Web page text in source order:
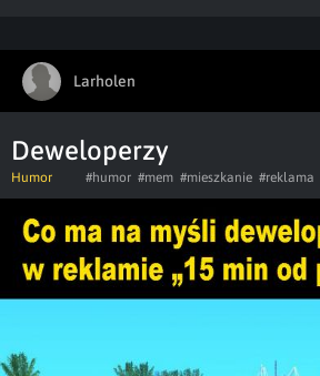
Larholen
Deweloperzy
Humor #humor #mem #mieszkanie #reklama